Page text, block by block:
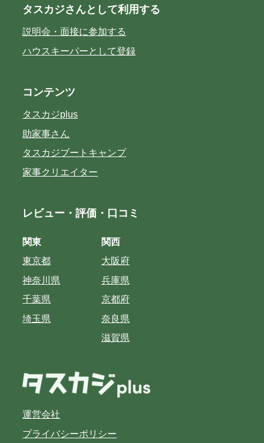
タスカジさんとして利用する
説明会・面接に参加する
ハウスキーパーとして登録
コンテンツ
タスカジplus
助家事さん
タスカジブートキャンプ
家事クリエイター
レビュー・評価・口コミ
関東
東京都
神奈川県
千葉県
埼玉県
関西
大阪府
兵庫県
京都府
奈良県
滋賀県
運営会社
プライバシーポリシー